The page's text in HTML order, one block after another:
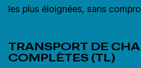
les plus éloignées, sans
TRANSPORT DE
COMPLÈTES (TL)